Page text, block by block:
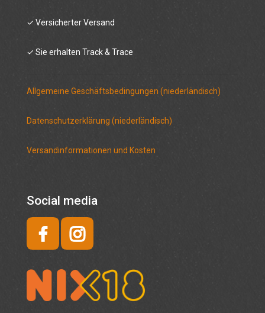
✓ Versicherter Versand
✓ Sie erhalten Track & Trace
Allgemeine Geschäftsbedingungen (niederländisch)
Datenschutzerklärung (niederländisch)
Versandinformationen und Kosten
Social media